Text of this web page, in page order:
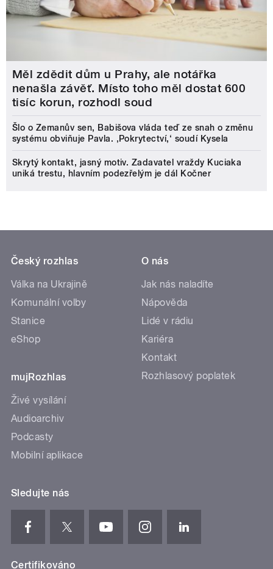
Měl zdědit dům u Prahy, ale notářka
nenašla závěť. Místo toho měl dostat 600
tisíc korun, rozhodl soud
Šlo o Zemanův sen, Babišova vláda teď ze snah o změnu
systému obviňuje Pavla. ‚Pokrytectví,‘ soudí Kysela
Skrytý kontakt, jasný motiv. Zadavatel vraždy Kuciaka
uniká trestu, hlavním podezřelým je dál Kočner
Český rozhlas
Válka na Ukrajině
Komunální volby
Stanice
eShop
mujRozhlas
Živé vysílání
Audioarchiv
Podcasty
Mobilní aplikace
O nás
Jak nás naladíte
Nápověda
Lidé v rádiu
Kariéra
Kontakt
Rozhlasový poplatek
Sledujte nás
Certifikováno